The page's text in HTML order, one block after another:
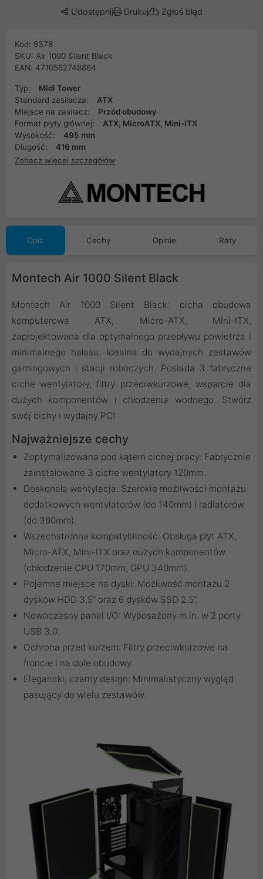
Udostępnij Drukuj Zgłoś błąd
Kod: 9378
SKU: Air 1000 Silent Black
EAN: 4710562748864
Typ:
Midi Tower
Standard zasilacza:
ATX
Miejsce na zasilacz:
Przód obudowy
Format płyty głównej:
ATX, MicroATX, Mini-ITX
Wysokość:
495 mm
Długość:
416 mm
Zobacz więcej szczegółów
Opis Cechy Opinie Raty
Montech Air 1000 Silent Black
Montech Air 1000 Silent Black: cicha obudowa
komputerowa ATX, Micro-ATX, Mini-ITX,
zaprojektowana dla optymalnego przepływu powietrza i
minimalnego hałasu. Idealna do wydajnych zestawów
gamingowych i stacji roboczych. Posiada 3 fabryczne
ciche wentylatory, filtry przeciwkurzowe, wsparcie dla
dużych komponentów i chłodzenia wodnego. Stwórz
swój cichy i wydajny PC!
Najważniejsze cechy
Zoptymalizowana pod kątem cichej pracy: Fabrycznie
zainstalowane 3 ciche wentylatory 120mm.
Doskonała wentylacja: Szerokie możliwości montażu
dodatkowych wentylatorów (do 140mm) i radiatorów
(do 360mm).
Wszechstronna kompatybilność: Obsługa płyt ATX,
Micro-ATX, Mini-ITX oraz dużych komponentów
(chłodzenie CPU 170mm, GPU 340mm).
Pojemne miejsce na dyski: Możliwość montażu 2
dysków HDD 3.5” oraz 6 dysków SSD 2.5”.
Nowoczesny panel I/O: Wyposażony m.in. w 2 porty
USB 3.0.
Ochrona przed kurzem: Filtry przeciwkurzowe na
froncie i na dole obudowy.
Elegancki, czarny design: Minimalistyczny wygląd
pasujący do wielu zestawów.